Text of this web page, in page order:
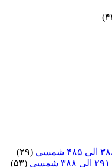
(۲۹)
(۵۳)